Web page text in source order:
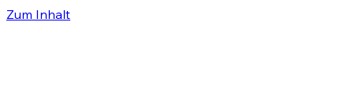
Zum Inhalt